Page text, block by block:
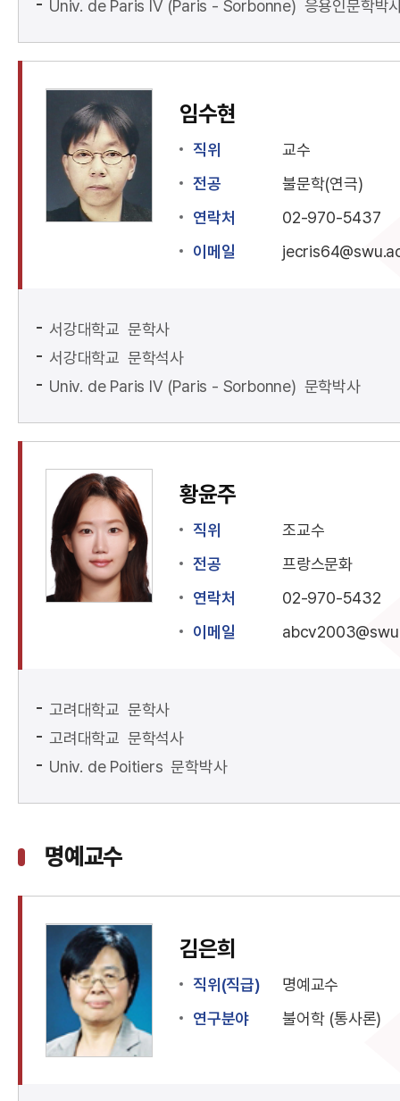
Univ. de Paris IV (Paris - Sorbonne) 응용인문학박
임수현
직위
교수
전공
불문학(연극)
연락처
02-970-5437
이메일
서강대학교 문학사
서강대학교 문학석사
Univ. de Paris IV (Paris - Sorbonne) 문학박사
황윤주
직위
조교수
전공
프랑스문화
연락처
02-970-5432
이메일
고려대학교 문학사
고려대학교 문학석사
Univ. de Poitiers 문학박사
명예교수
김은희
직위(직급)
명예교수
연구분야
불어학 (통사론)